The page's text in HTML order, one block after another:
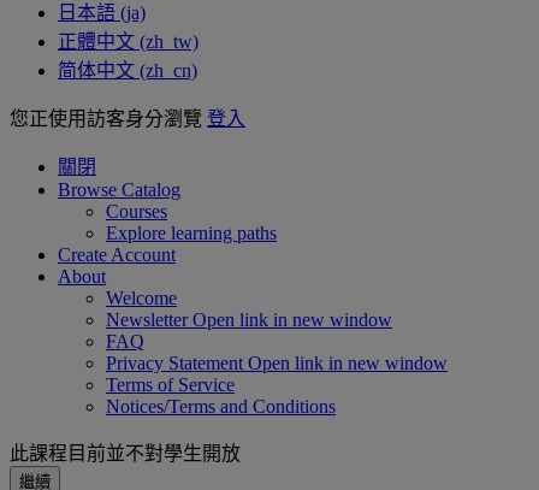
日本語 ‎(ja)‎
正體中文 ‎(zh_tw)‎
简体中文 ‎(zh_cn)‎
您正使用訪客身分瀏覽 登入
關閉
Browse Catalog
Courses
Explore learning paths
Create Account
About
Welcome
NewsletterOpen link in new window
FAQ
Privacy Statement Open link in new window
Terms of Service
Notices/Terms and Conditions
此課程目前並不對學生開放